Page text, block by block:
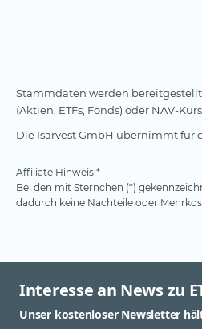
Stammdaten werden
(Aktien, ETFs, Fonds) oder NAV-
Die Isarvest GmbH übernimmt für
Affiliate Hinweis *
Bei den mit Sternchen (*)
dadurch keine Nachteile oder
Interesse an News zu
Unser kostenloser Newsletter